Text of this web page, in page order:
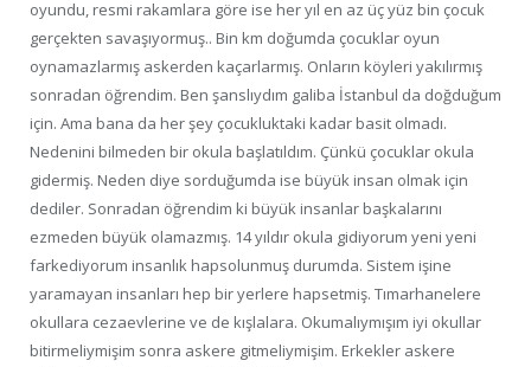
oyundu, resmi rakamlara göre ise her yıl en az üç yüz bin çocuk
gerçekten savaşıyormuş.. Bin km doğumda çocuklar oyun
oynamazlarmış askerden kaçarlarmış. Onların köyleri yakılırmış
sonradan öğrendim. Ben şanslıydım galiba İstanbul da doğduğum
için. Ama bana da her şey çocukluktaki kadar basit olmadı.
Nedenini bilmeden bir okula başlatıldım. Çünkü çocuklar okula
gidermiş. Neden diye sorduğumda ise büyük insan olmak için
dediler. Sonradan öğrendim ki büyük insanlar başkalarını
ezmeden büyük olamazmış. 14 yıldır okula gidiyorum yeni yeni
farkediyorum insanlık hapsolunmuş durumda. Sistem işine
yaramayan insanları hep bir yerlere hapsetmiş. Tımarhanelere
okullara cezaevlerine ve de kışlalara. Okumalıymışım iyi okullar
bitirmeliymişim sonra askere gitmeliymişim. Erkekler askere